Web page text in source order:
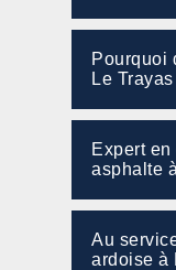
Pourquoi
Le
Expert
asphalte
Au
ardoise à